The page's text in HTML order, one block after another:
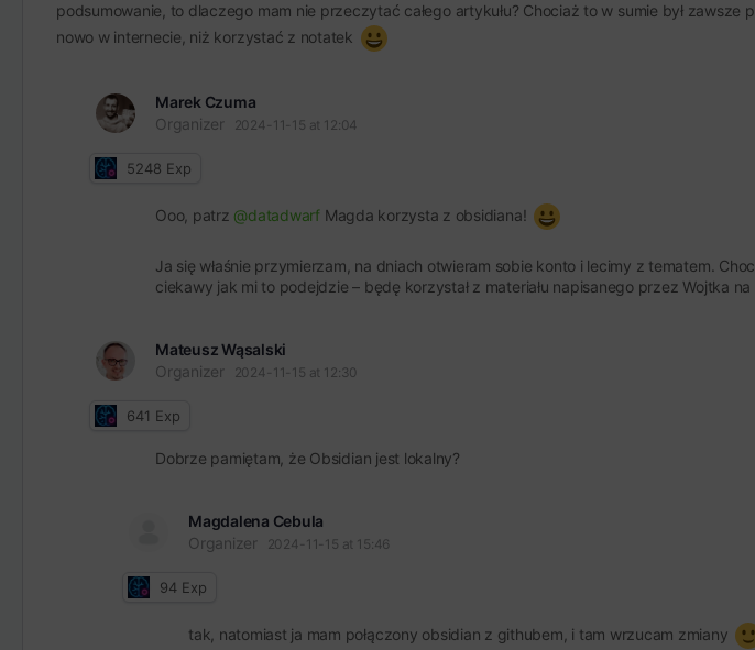
podsumowanie, to dlaczego mam nie przeczytać całego artykułu? Chociaż to w sumie był
nowo w internecie, niż korzystać z notatek
Marek Czuma
Organizer
2024-11-15 at 12:04
5248 Exp
Ooo, patrz @datadwarfMagda korzysta z obsidiana!
Ja się właśnie przymierzam, na dniach otwieram sobie konto i lecimy z tematem.
ciekawy jak mi to podejdzie – będę korzystał z materiału napisanego przez Wojtka
Mateusz Wąsalski
Organizer
2024-11-15 at 12:30
641 Exp
Dobrze pamiętam, że Obsidian jest lokalny?
Magdalena Cebula
Organizer
2024-11-15 at 15:46
94 Exp
tak, natomiast ja mam połączony obsidian z githubem, i tam wrzucam zmiany